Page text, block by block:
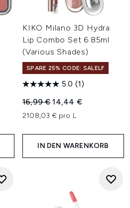
KIKO Milano 3D Hydra
Lip Combo Set 6.85ml
(Various Shades)
SPARE 25% CODE: SALELF
5.0 (1)
Unverbindliche
16,99 €Aktueller Preis:
14,44 €
2108,03 € pro L
IN DEN WARENKORB